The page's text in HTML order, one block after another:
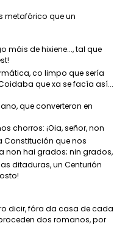
metafórico que un
máis de hixiene..., tal que
co limpo que sería
que xa se facía así...
que converteron en
¡Oia, señor, non
Constitución que nos
non hai grados; nin grados,
ditaduras, un Centurión
dicir, fóra da casa de cada
dos romanos, por